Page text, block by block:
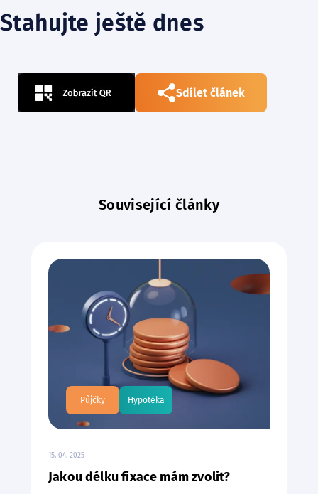
Stahujte ještě dnes
Sdílet článek
Související články
Půjčky Hypotéka
15. 04. 2025
Jakou délku fixace mám zvolit?